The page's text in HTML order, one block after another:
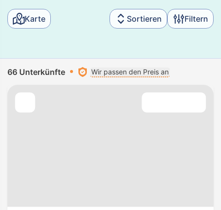
Karte Sortieren Filtern
66 Unterkünfte Wir passen den Preis an